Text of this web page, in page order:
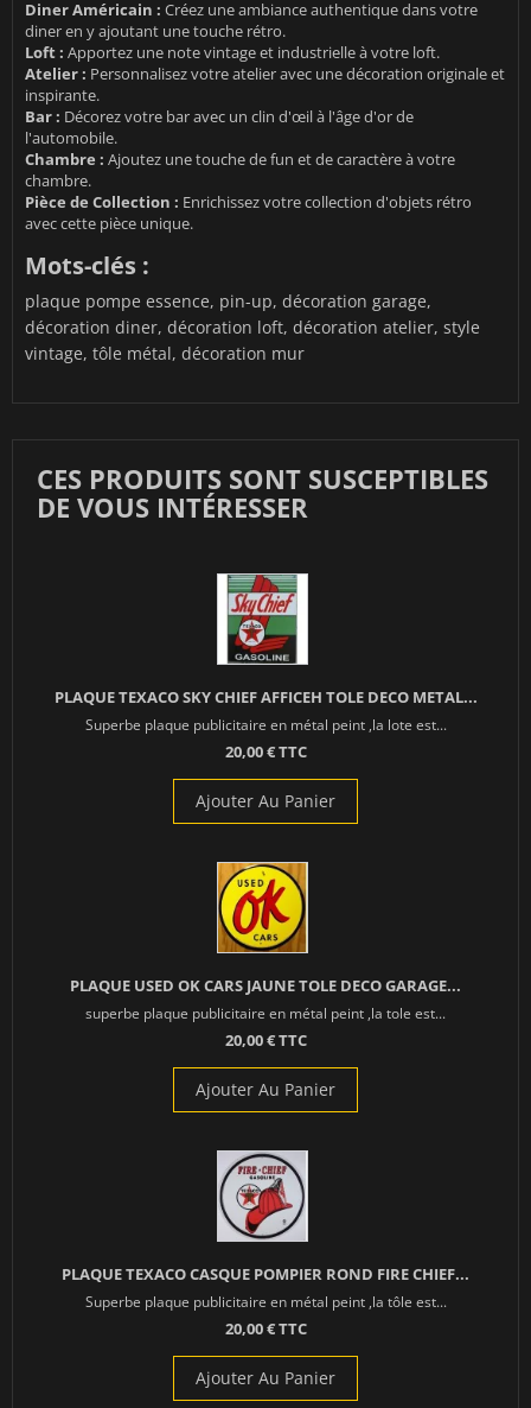
Diner Américain : Créez une ambiance authentique dans votre
diner en y ajoutant une touche rétro.
Loft : Apportez une note vintage et industrielle à votre loft.
Atelier : Personnalisez votre atelier avec une décoration originale et
inspirante.
Bar : Décorez votre bar avec un clin d'œil à l'âge d'or de
l'automobile.
Chambre : Ajoutez une touche de fun et de caractère à votre
chambre.
Pièce de Collection : Enrichissez votre collection d'objets rétro
avec cette pièce unique.
Mots-clés :
plaque pompe essence, pin-up, décoration garage,
décoration diner, décoration loft, décoration atelier, style
vintage, tôle métal, décoration mur
CES PRODUITS SONT SUSCEPTIBLES
DE VOUS INTÉRESSER
PLAQUE TEXACO SKY CHIEF AFFICEH TOLE DECO METAL...
Superbe plaque publicitaire en métal peint ,la lote est...
20,00 € TTC
Ajouter Au Panier
PLAQUE USED OK CARS JAUNE TOLE DECO GARAGE...
superbe plaque publicitaire en métal peint ,la tole est...
20,00 € TTC
Ajouter Au Panier
PLAQUE TEXACO CASQUE POMPIER ROND FIRE CHIEF...
Superbe plaque publicitaire en métal peint ,la tôle est...
20,00 € TTC
Ajouter Au Panier